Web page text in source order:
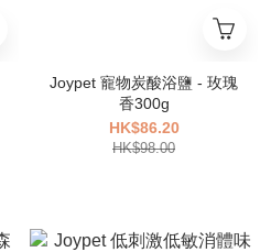
Joypet 寵物炭酸浴鹽 - 玫瑰
香300g
HK$86.20
HK$98.00